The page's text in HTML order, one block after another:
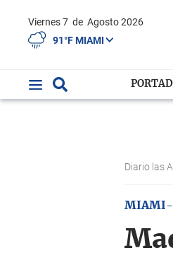
Viernes 7 de Agosto 2026
91°F MIAMI
Diario las
MIAMI-